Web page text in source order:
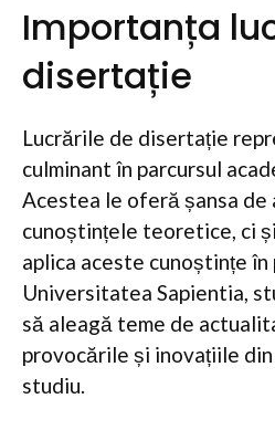
Importanța
disertație
Lucrările de disertație
culminant în parcursul
Acestea le oferă șansa de
cunoștințele teoretice, ci
aplica aceste cunoștințe în
Universitatea Sapientia,
să aleagă teme de
provocările și inovațiile
studiu.